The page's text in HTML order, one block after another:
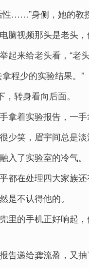
……”身侧，她的教
脑视频那头是老头
起来给老头看，“
程少的实验结果。”
转身看向后面。
拿着实验报告，一
少笑，眉宇间总是淡
入了实验室的冷气。
都在处理四大家族
是不认得他的。
里的手机正好响起
告递给龚流盈，又